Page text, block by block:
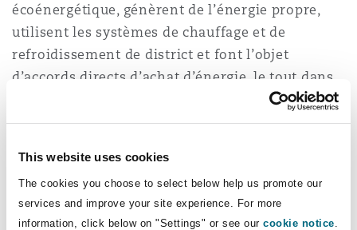
This website uses cookies
The cookies you choose to select below help us promote our
services and improve your site experience. For more
information, click below on "Settings" or see our cookie notice
écoénergétique, génèrent de l’énergie propre,
utilisent les systèmes de chauffage et de
refroidissement de district et font l’objet
d’accords directs d’achat d’énergie, le tout dans
une optique de réduction de l’empreinte
carbone.
Transports